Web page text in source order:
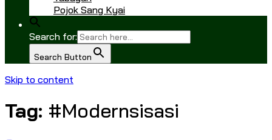
Pojok Sang Kyai
Search for:
Search Button
Skip to content
Tag: #Modernsisasi